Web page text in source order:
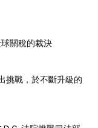
關稅的裁決
挑戰，於不斷升級的